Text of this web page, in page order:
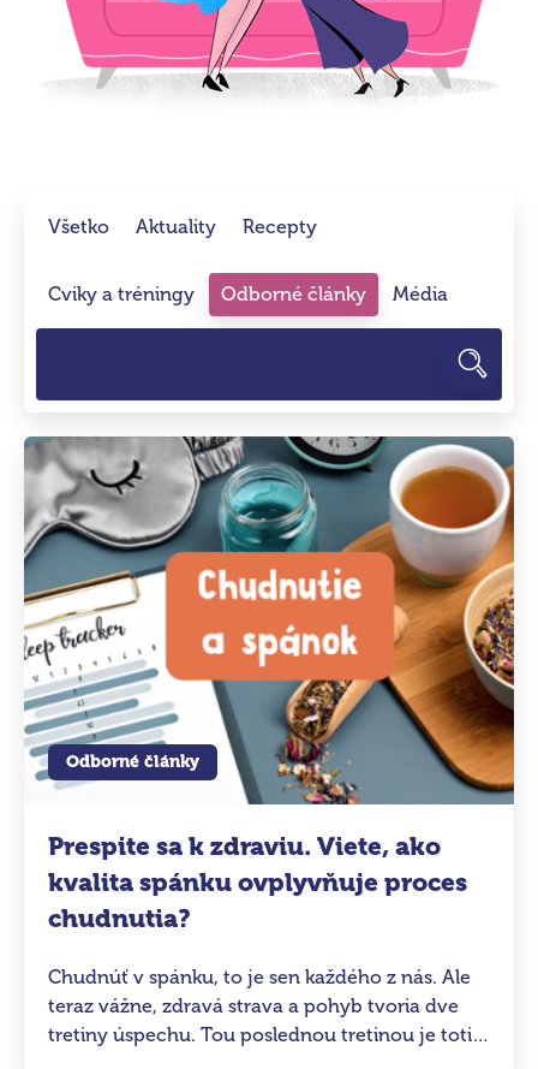
Všetko Aktuality Recepty
Cviky a tréningy Odborné články Média
Odborné články
Prespite sa k zdraviu. Viete, ako
kvalita spánku ovplyvňuje proces
chudnutia?
Chudnúť v spánku, to je sen každého z nás. Ale
teraz vážne, zdravá strava a pohyb tvoria dve
tretiny úspechu. Tou poslednou tretinou je totiž